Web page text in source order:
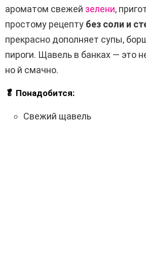
ароматом свежей зелени,
простому рецепту без соли и
прекрасно дополняет супы,
пироги. Щавель в банках — это
но й смачно.
🥬 Понадобится:
Свежий щавель